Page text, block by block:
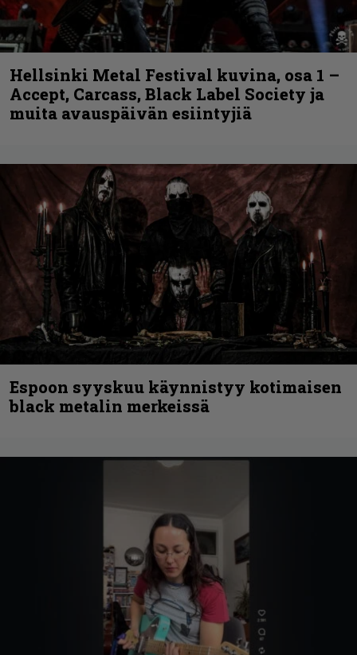
Hellsinki Metal Festival kuvina, osa 1 –
Accept, Carcass, Black Label Society ja
muita avauspäivän esiintyjiä
Espoon syyskuu käynnistyy kotimaisen
black metalin merkeissä